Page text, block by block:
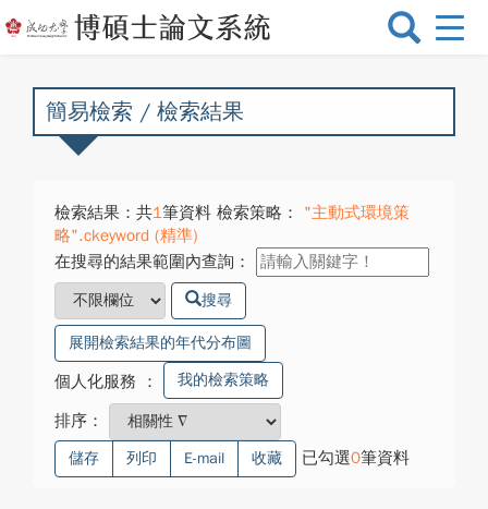
選
換
簡易檢索 / 檢索結果
檢索結果：共1筆資料 檢索策略：
"主動式環境策
略".ckeyword (精準)
在搜尋的結果範圍內查詢：
搜尋
展開檢索結果的年代分布圖
個人化服務 ： 我的檢索策略
排序：
儲存 列印 E-mail 收藏 已勾選0筆資料